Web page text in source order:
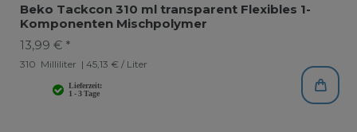
Beko Tackcon 310 ml transparent Flexibles 1-
Komponenten Mischpolymer
13,99 € *
310 Milliliter | 45,13 € / Liter